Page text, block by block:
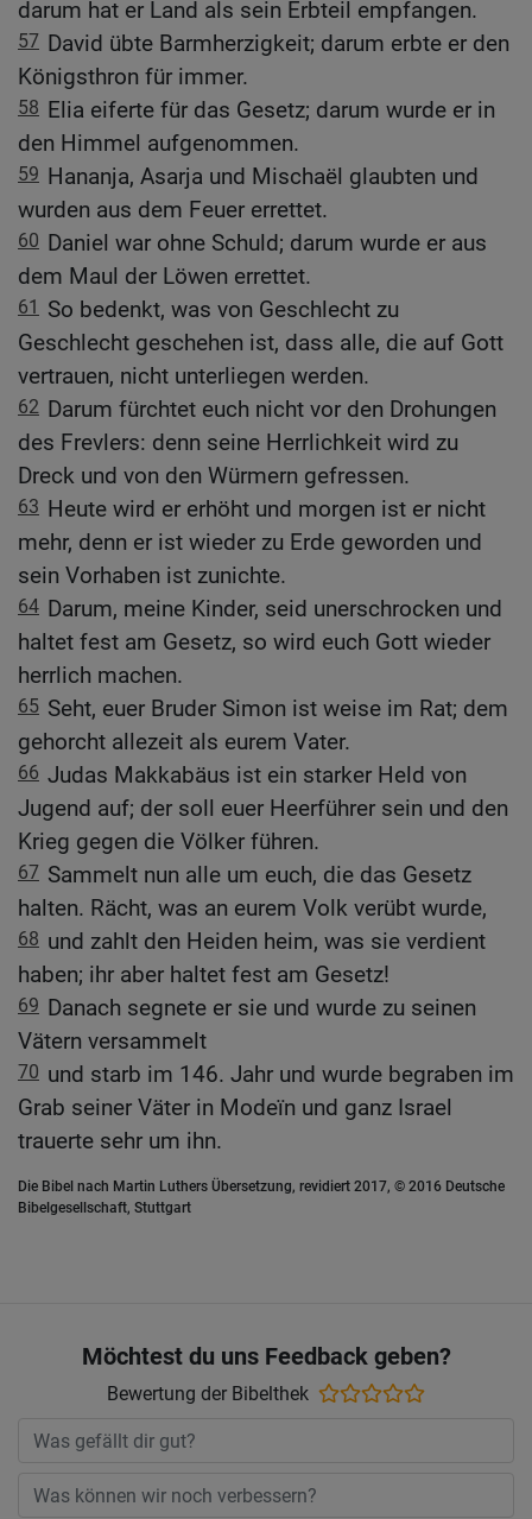
darum hat er Land als sein Erbteil empfangen.
57 David übte Barmherzigkeit; darum erbte er den
Königsthron für immer.
58 Elia eiferte für das Gesetz; darum wurde er in
den Himmel aufgenommen.
59 Hananja, Asarja und Mischaël glaubten und
wurden aus dem Feuer errettet.
60 Daniel war ohne Schuld; darum wurde er aus
dem Maul der Löwen errettet.
61 So bedenkt, was von Geschlecht zu
Geschlecht geschehen ist, dass alle, die auf Gott
vertrauen, nicht unterliegen werden.
62 Darum fürchtet euch nicht vor den Drohungen
des Frevlers: denn seine Herrlichkeit wird zu
Dreck und von den Würmern gefressen.
63 Heute wird er erhöht und morgen ist er nicht
mehr, denn er ist wieder zu Erde geworden und
sein Vorhaben ist zunichte.
64 Darum, meine Kinder, seid unerschrocken und
haltet fest am Gesetz, so wird euch Gott wieder
herrlich machen.
65 Seht, euer Bruder Simon ist weise im Rat; dem
gehorcht allezeit als eurem Vater.
66 Judas Makkabäus ist ein starker Held von
Jugend auf; der soll euer Heerführer sein und den
Krieg gegen die Völker führen.
67 Sammelt nun alle um euch, die das Gesetz
halten. Rächt, was an eurem Volk verübt wurde,
68 und zahlt den Heiden heim, was sie verdient
haben; ihr aber haltet fest am Gesetz!
69 Danach segnete er sie und wurde zu seinen
Vätern versammelt
70 und starb im 146. Jahr und wurde begraben im
Grab seiner Väter in Modeïn und ganz Israel
trauerte sehr um ihn.
Die Bibel nach Martin Luthers Übersetzung, revidiert 2017, © 2016 Deutsche
Bibelgesellschaft, Stuttgart
Möchtest du uns Feedback geben?
Bewertung der Bibelthek